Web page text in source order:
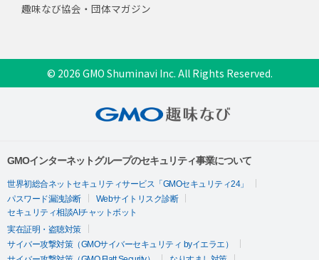
趣味なび協会・団体マガジン
© 2026 GMO Shuminavi Inc. All Rights Reserved.